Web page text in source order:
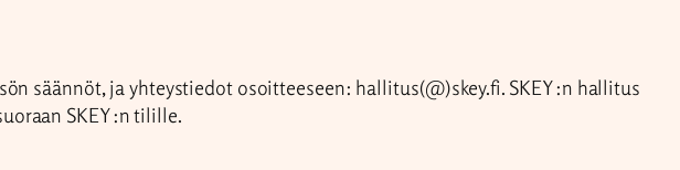
säännöt, ja yhteystiedot osoitteeseen: hallitus(@)skey.fi. SKEY:n hallitus
SKEY:n tilille.